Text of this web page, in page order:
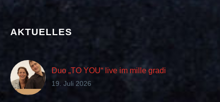
AKTUELLES
Duo „TO YOU“ live im mille gradi
19. Juli 2026